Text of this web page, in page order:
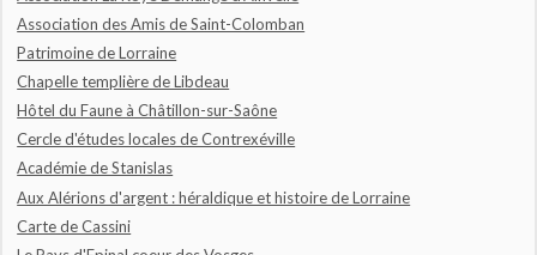
Association des Amis de Saint-Colomban
Patrimoine de Lorraine
Chapelle templière de Libdeau
Hôtel du Faune à Châtillon-sur-Saône
Cercle d'études locales de Contrexéville
Académie de Stanislas
Aux Alérions d'argent : héraldique et histoire de Lorraine
Carte de Cassini